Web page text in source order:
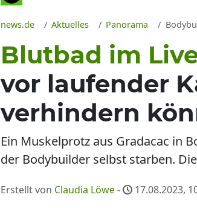
news.de Aktuelles Panorama
Blutbad im
vor laufender
verhindern
Ein Muskelprotz aus Gradacac in
der Bodybuilder selbst starben.
Erstellt von Claudia Löwe- 17.08.2023,